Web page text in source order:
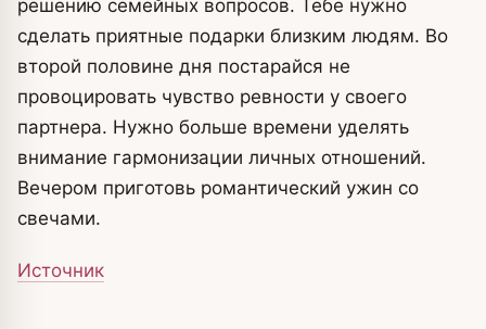
решению семейных вопросов. Тебе нужно
сделать приятные подарки близким людям. Во
второй половине дня постарайся не
провоцировать чувство ревности у своего
партнера. Нужно больше времени уделять
внимание гармонизации личных отношений.
Вечером приготовь романтический ужин со
свечами.
Источник